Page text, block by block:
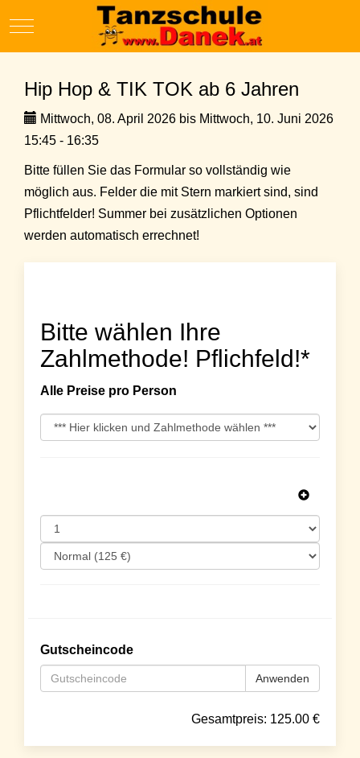
Mobile Menu Toggle
Hip Hop & TIK TOK ab 6 Jahren
Mittwoch, 08. April 2026 bis Mittwoch, 10. Juni 2026
15:45 - 16:35
Bitte füllen Sie das Formular so vollständig wie
möglich aus. Felder die mit Stern markiert sind, sind
Pflichtfelder! Summer bei zusätzlichen Optionen
werden automatisch errechnet!
Bitte wählen Ihre
Zahlmethode! Pflichfeld!*
Alle Preise pro Person
Gutscheincode
Anwenden
Gesamtpreis: 125.00 €